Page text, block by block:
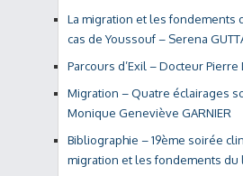
La migration et les fondements
cas de Youssouf – Serena
Parcours d’Exil – Docteur Pierre
Migration – Quatre éclairages
Monique Geneviève GARNIER
Bibliographie – 19ème soirée
migration et les fondements du